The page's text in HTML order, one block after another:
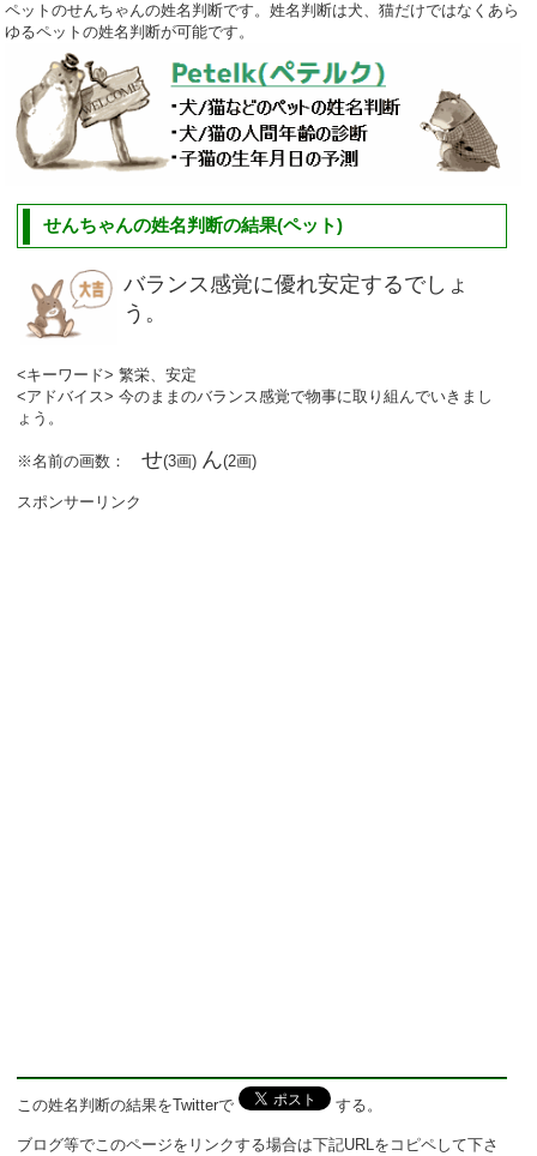
ペットのせんちゃんの姓名判断です。姓名判断は犬、猫だけではなくあら
ゆるペットの姓名判断が可能です。
せんちゃんの姓名判断の結果(ペット)
バランス感覚に優れ安定するでしょ
う。
<キーワード> 繁栄、安定
<アドバイス> 今のままのバランス感覚で物事に取り組んでいきまし
ょう。
※名前の画数：せ(3画) ん(2画)
スポンサーリンク
この姓名判断の結果をTwitterで する。
ブログ等でこのページをリンクする場合は下記URLをコピペして下さ